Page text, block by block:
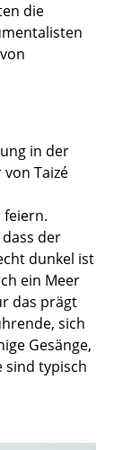
die
in der
Taizé
feiern.
der
dunkel ist
ein Meer
das prägt
sich
Gesänge,
sind typisch